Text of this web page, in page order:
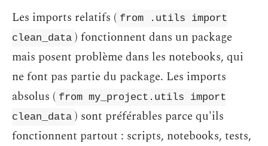
Les imports relatifs ( from .utils import
clean_data ) fonctionnent dans un package
mais posent problème dans les notebooks, qui
ne font pas partie du package. Les imports
absolus ( from my_project.utils import
clean_data ) sont préférables parce qu'ils
fonctionnent partout : scripts, notebooks, tests,